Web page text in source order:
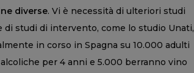
diverse. Vi è necessità di ulteriori studi
studi di intervento, come lo studio Unati,
in corso in Spagna su 10.000 adulti
per 4 anni e 5.000 berranno vino